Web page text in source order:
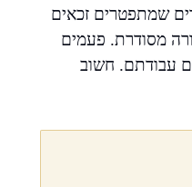
שמתפטרים זכאים
מסודרת. פעמים
עבודתם. חשוב